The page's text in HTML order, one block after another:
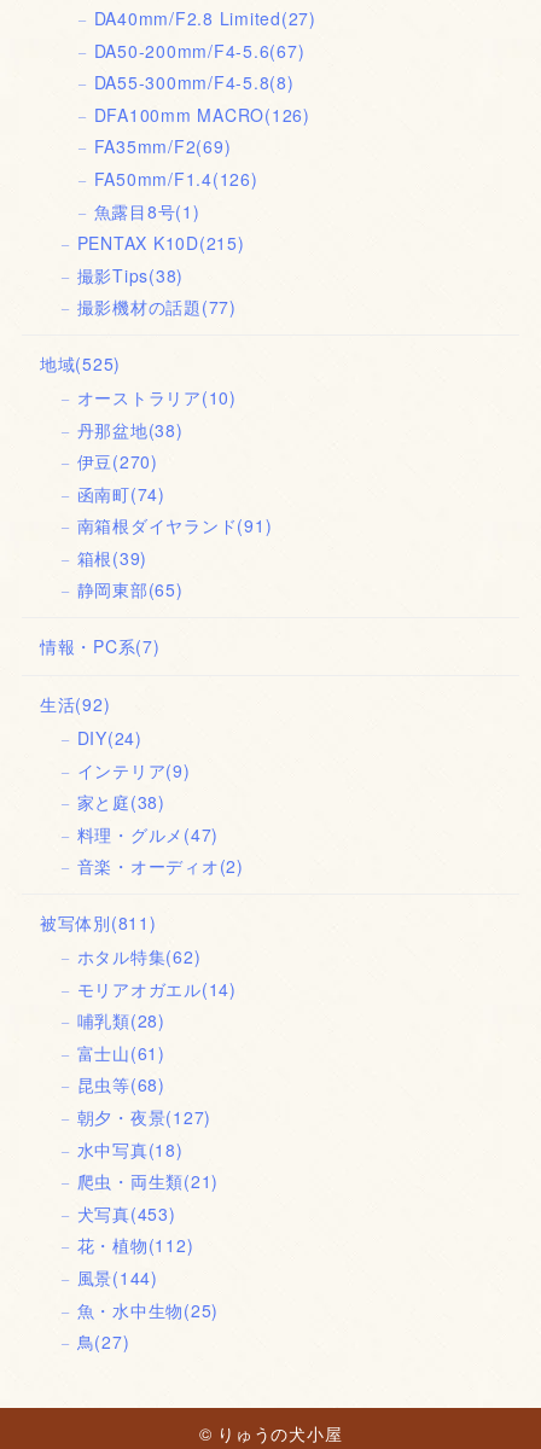
DA40mm/F2.8 Limited(27)
DA50-200mm/F4-5.6(67)
DA55-300mm/F4-5.8(8)
DFA100mm MACRO(126)
FA35mm/F2(69)
FA50mm/F1.4(126)
魚露目8号(1)
PENTAX K10D(215)
撮影Tips(38)
撮影機材の話題(77)
地域(525)
オーストラリア(10)
丹那盆地(38)
伊豆(270)
函南町(74)
南箱根ダイヤランド(91)
箱根(39)
静岡東部(65)
情報・PC系(7)
生活(92)
DIY(24)
インテリア(9)
家と庭(38)
料理・グルメ (47)
音楽・オーディオ(2)
被写体別(811)
ホタル特集(62)
モリアオガエル(14)
哺乳類(28)
富士山(61)
昆虫等(68)
朝夕・夜景(127)
水中写真(18)
爬虫・両生類(21)
犬写真(453)
花・植物(112)
風景(144)
魚・水中生物(25)
鳥(27)
© りゅうの犬小屋